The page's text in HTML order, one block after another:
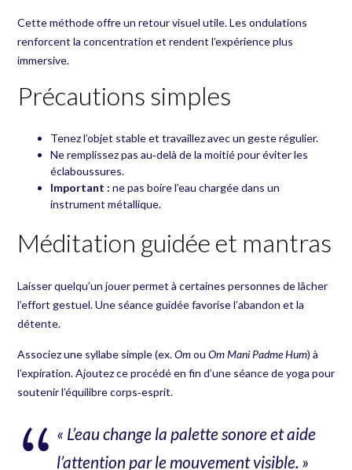
Cette méthode offre un retour visuel utile. Les ondulations
renforcent la concentration et rendent l’expérience plus
immersive.
Précautions simples
Tenez l’objet stable et travaillez avec un geste régulier.
Ne remplissez pas au‑delà de la moitié pour éviter les
éclaboussures.
Important : ne pas boire l’eau chargée dans un
instrument métallique.
Méditation guidée et mantras
Laisser quelqu’un jouer permet à certaines personnes de lâcher
l’effort gestuel. Une séance guidée favorise l’abandon et la
détente.
Associez une syllabe simple (ex.Omou Om Mani Padme Hum) à
l’expiration. Ajoutez ce procédé en fin d’une séance de yoga pour
soutenir l’équilibre corps‑esprit.
« L’eau change la palette sonore et aide
l’attention par le mouvement visible. »